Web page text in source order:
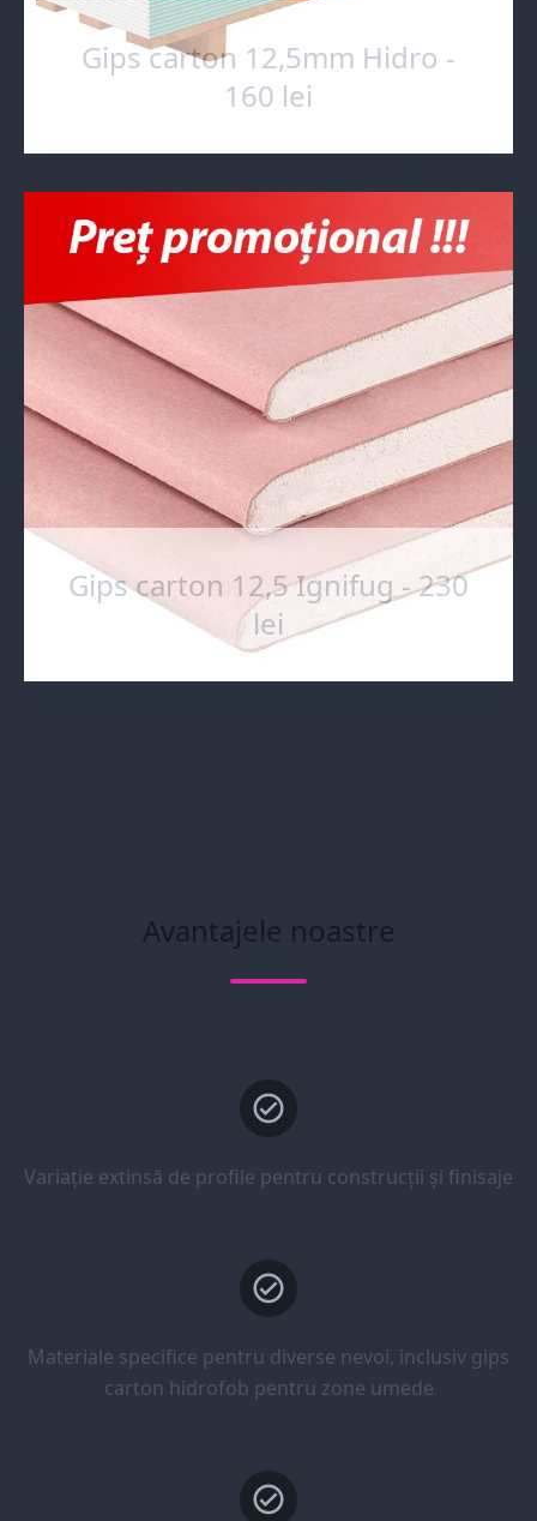
Gips carton 12,5mm Hidro -
160 lei
Gips carton 12,5 Ignifug - 230
lei
Avantajele noastre
Variație extinsă de profile pentru construcții și finisaje
Materiale specifice pentru diverse nevoi, inclusiv gips
carton hidrofob pentru zone umede